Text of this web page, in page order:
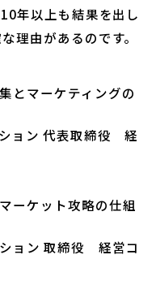
年以上も結果を出し
理由があるのです。
とマーケティングの
ョン 代表取締役 経
ーケット攻略の仕組
ョン 取締役 経営コ